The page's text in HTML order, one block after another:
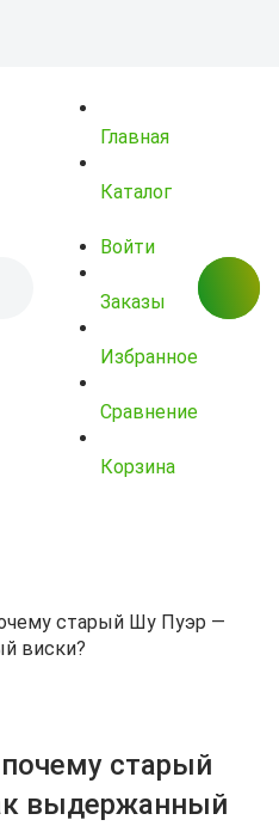
Главная
Каталог
Войти
Заказы
Избранное
Сравнение
Корзина
старый Шу Пуэр —
виски?
старый
выдержанный